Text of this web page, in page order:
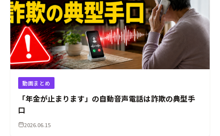
動画まとめ
「年金が止まります」の自動音声電話は詐欺の典型手
口
2026.06.15